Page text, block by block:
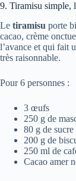
9. Tiramisu simple,
Le tiramisu porte
cacao, crème
l’avance et qui fait
très raisonnable.
Pour 6 personnes :
3 œufs
250 g de
80 g de sucre
200 g de
250 ml de
Cacao amer